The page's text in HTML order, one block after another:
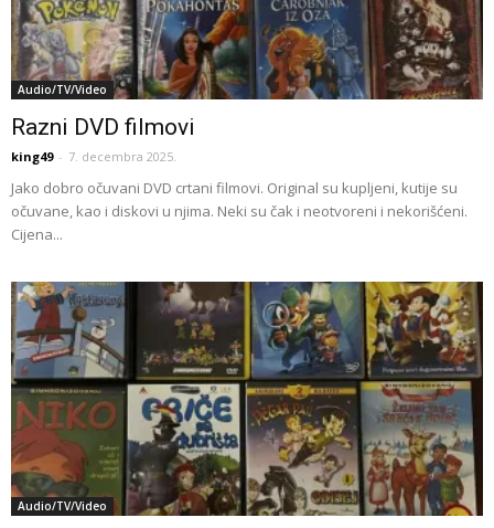
Audio/TV/Video
Razni DVD filmovi
king49 - 7. decembra 2025.
Jako dobro očuvani DVD crtani filmovi. Original su kupljeni, kutije su
očuvane, kao i diskovi u njima. Neki su čak i neotvoreni i nekorišćeni.
Cijena...
Audio/TV/Video